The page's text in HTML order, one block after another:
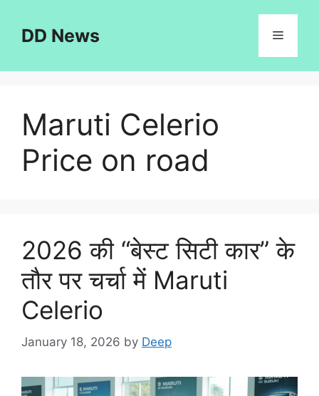
contentDD News Menu
Maruti Celerio
Price on road
2026 की “बेस्ट सिटी कार” के
तौर पर चर्चा में Maruti
Celerio
January 18, 2026 by Deep